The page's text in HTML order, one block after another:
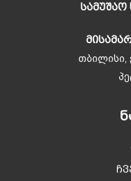
ᲡᲐᲛᲣᲨᲐᲝ
თბილისი,